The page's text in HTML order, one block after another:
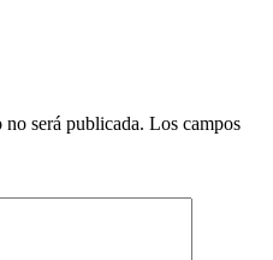
será publicada. Los campos